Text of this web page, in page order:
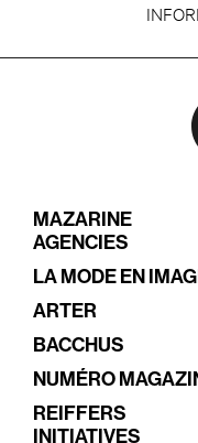
MAZARINE
AGENCIES
LA MODE EN
ARTER
BACCHUS
NUMÉRO
REIFFERS
INITIATIVES